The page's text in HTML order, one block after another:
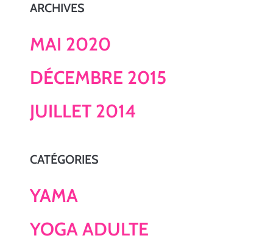
ARCHIVES
MAI 2020
DÉCEMBRE 2015
JUILLET 2014
CATÉGORIES
YAMA
YOGA ADULTE